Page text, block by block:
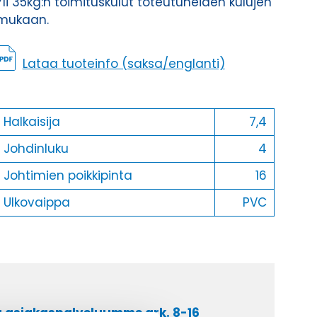
Lataa tuoteinfo (saksa/englanti)
Halkaisija
7,4
Johdinluku
4
Johtimien poikkipinta
16
Ulkovaippa
PVC
asiakaspalveluumme ark. 8-16